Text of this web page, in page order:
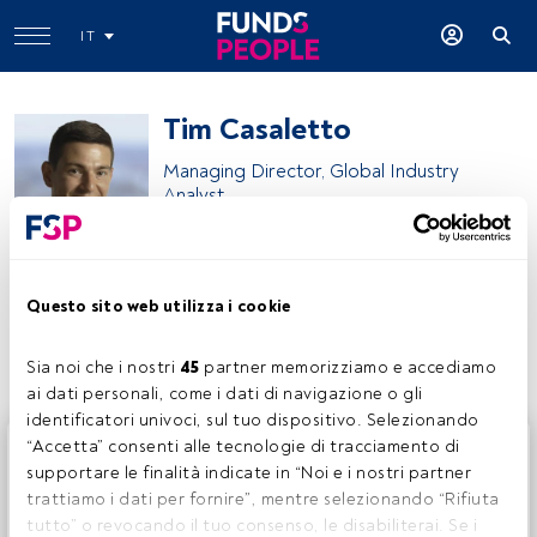
Questo sito web utilizza i cookie
Sia noi che i nostri 45 partner memorizziamo e accediamo
ai dati personali, come i dati di navigazione o gli
identificatori univoci, sul tuo dispositivo. Selezionando
“Accetta” consenti alle tecnologie di tracciamento di
supportare le finalità indicate in “Noi e i nostri partner
trattiamo i dati per fornire”, mentre selezionando “Rifiuta
tutto” o revocando il tuo consenso, le disabiliterai. Se i
IT
Tim Casaletto
Managing Director, Global Industry
Analyst
Condividi:
Questo è un articolo riservato agli utenti FundsPeople. Se
sei già registrato, accedi tramite il pulsante Login. Se non
hai ancora un account, ti invitiamo a registrarti per scoprire
tutti i contenuti che FundsPeople ha da offrire.